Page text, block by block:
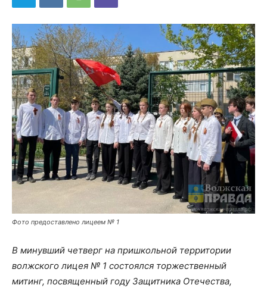
Фото предоставлено лицеем № 1
В минувший четверг на пришкольной территории
волжского лицея № 1 состоялся торжественный
митинг, посвященный году Защитника Отечества,